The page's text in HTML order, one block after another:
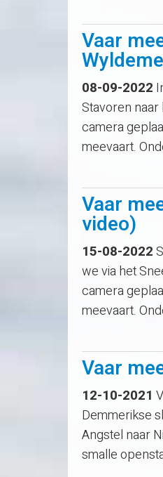
Vaar
08-09-2022
Stavoren
camera
meevaart.
Vaar
video)
15-08-2022
we via het
camera
meevaart.
Vaar
12-10-2021
Demmerikse
Angstel naar
smalle